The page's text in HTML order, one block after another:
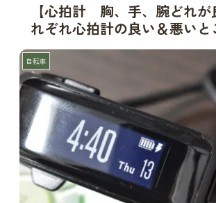
【心拍計 胸、手、腕どれが
れぞれ心拍計の良い＆悪いと
自転車